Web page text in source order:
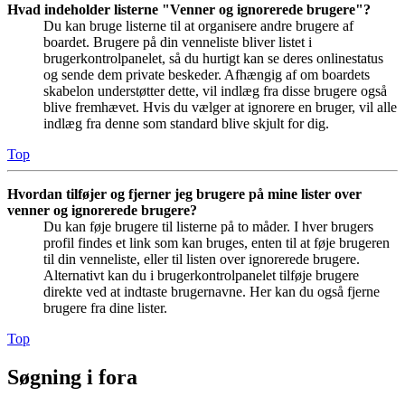
Hvad indeholder listerne "Venner og ignorerede brugere"?
Du kan bruge listerne til at organisere andre brugere af
boardet. Brugere på din venneliste bliver listet i
brugerkontrolpanelet, så du hurtigt kan se deres onlinestatus
og sende dem private beskeder. Afhængig af om boardets
skabelon understøtter dette, vil indlæg fra disse brugere også
blive fremhævet. Hvis du vælger at ignorere en bruger, vil alle
indlæg fra denne som standard blive skjult for dig.
Top
Hvordan tilføjer og fjerner jeg brugere på mine lister over
venner og ignorerede brugere?
Du kan føje brugere til listerne på to måder. I hver brugers
profil findes et link som kan bruges, enten til at føje brugeren
til din venneliste, eller til listen over ignorerede brugere.
Alternativt kan du i brugerkontrolpanelet tilføje brugere
direkte ved at indtaste brugernavne. Her kan du også fjerne
brugere fra dine lister.
Top
Søgning i fora